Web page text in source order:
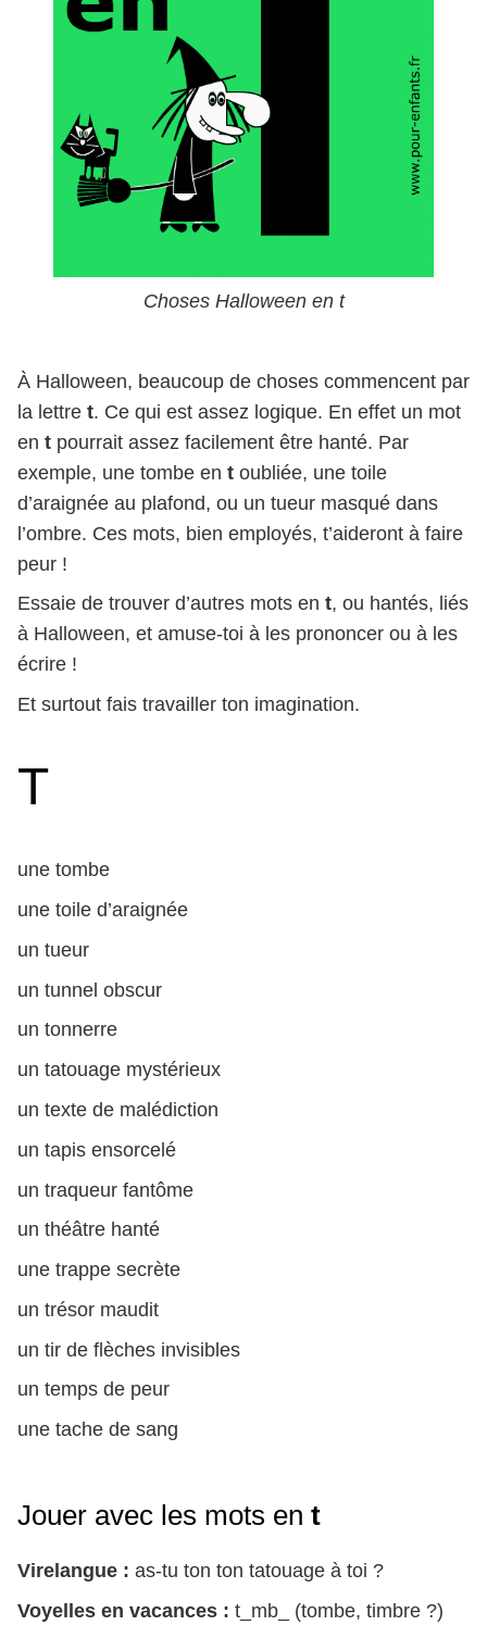
Choses Halloween en t
À Halloween, beaucoup de choses commencent par
la lettre t. Ce qui est assez logique. En effet un mot
en t pourrait assez facilement être hanté. Par
exemple, une tombe en t oubliée, une toile
d’araignée au plafond, ou un tueur masqué dans
l’ombre. Ces mots, bien employés, t’aideront à faire
peur !
Essaie de trouver d’autres mots en t, ou hantés, liés
à Halloween, et amuse-toi à les prononcer ou à les
écrire !
Et surtout fais travailler ton imagination.
T
une tombe
une toile d’araignée
un tueur
un tunnel obscur
un tonnerre
un tatouage mystérieux
un texte de malédiction
un tapis ensorcelé
un traqueur fantôme
un théâtre hanté
une trappe secrète
un trésor maudit
un tir de flèches invisibles
un temps de peur
une tache de sang
Jouer avec les mots en t
Virelangue : as-tu ton ton tatouage à toi ?
Voyelles en vacances : t_mb_ (tombe, timbre ?)